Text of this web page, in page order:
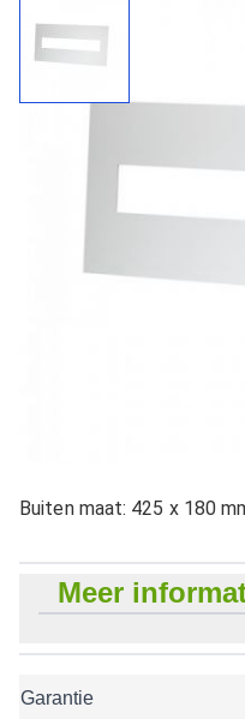
Dekplaat / tbv Berlijn
Buiten maat: 425 x 180
Meer
Garantie